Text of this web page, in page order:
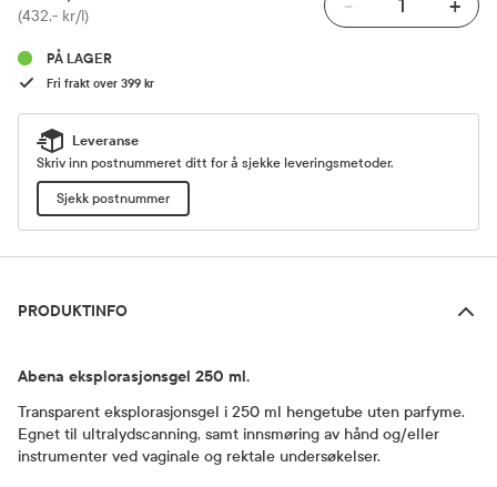
Pris
(432,- kr/l) - +
PÅ LAGER
Fri frakt over 399 kr
Leveranse
Skriv inn postnummeret ditt for å sjekke leveringsmetoder.
Sjekk postnummer
PRODUKTINFO
Abena eksplorasjonsgel 250 ml.
Transparent eksplorasjonsgel i 250 ml hengetube uten parfyme.
Egnet til ultralydscanning, samt innsmøring av hånd og/eller
instrumenter ved vaginale og rektale undersøkelser.